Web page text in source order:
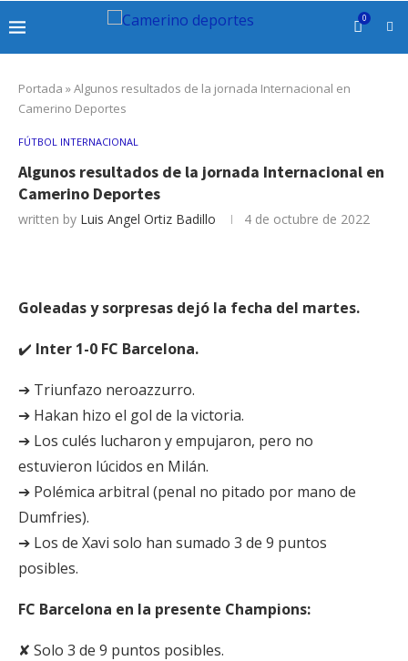
0
Portada »Algunos resultados de la jornada Internacional en
Camerino Deportes
FÚTBOL INTERNACIONAL
Algunos resultados de la jornada Internacional en
Camerino Deportes
written by Luis Angel Ortiz Badillo 4 de octubre de 2022
Goleadas y sorpresas dejó la fecha del martes.
✔️ Inter 1-0 FC Barcelona.
➔ Triunfazo neroazzurro.
➔ Hakan hizo el gol de la victoria.
➔ Los culés lucharon y empujaron, pero no
estuvieron lúcidos en Milán.
➔ Polémica arbitral (penal no pitado por mano de
Dumfries).
➔ Los de Xavi solo han sumado 3 de 9 puntos
posibles.
FC Barcelona en la presente Champions:
✘ Solo 3 de 9 puntos posibles.